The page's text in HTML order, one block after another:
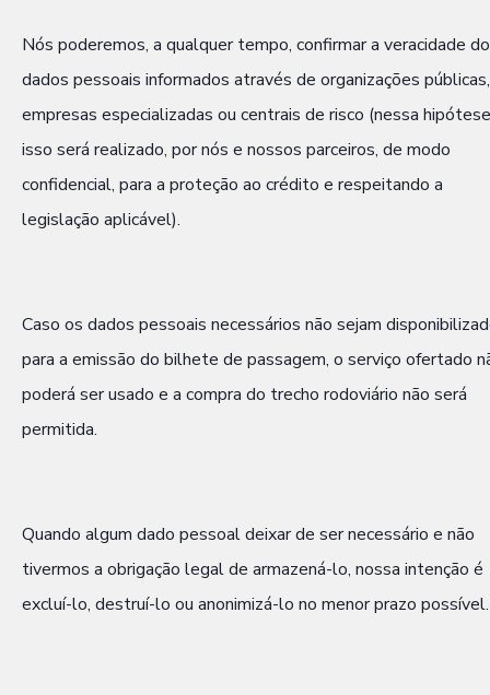
Nós poderemos, a qualquer tempo, confirmar a veracidade
dados pessoais informados através de organizações públicas,
empresas especializadas ou centrais de risco (nessa
isso será realizado, por nós e nossos parceiros, de modo
confidencial, para a proteção ao crédito e respeitando a
legislação aplicável).
Caso os dados pessoais necessários não sejam
para a emissão do bilhete de passagem, o serviço ofertado
poderá ser usado e a compra do trecho rodoviário não será
permitida.
Quando algum dado pessoal deixar de ser necessário e não
tivermos a obrigação legal de armazená-lo, nossa intenção é
excluí-lo, destruí-lo ou anonimizá-lo no menor prazo possível.